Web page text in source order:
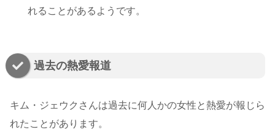
れることがあるようです。
過去の熱愛報道
キム・ジェウクさんは過去に何人かの女性と熱愛が報じら
れたことがあります。